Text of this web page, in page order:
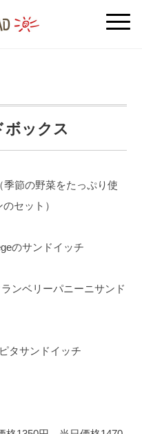
ボックス
節の野菜をたっぷり使
セット）
のサンドイッチ
ンベリーパニーニサンド
タサンドイッチ